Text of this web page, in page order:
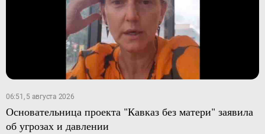
06:51, 5 августа 2026
Основательница проекта "Кавказ без матери" заявила
об угрозах и давлении